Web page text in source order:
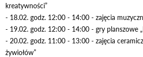
kreatywności”
- 18.02. godz. 12:00 - 14:00 - zajęcia
- 19.02. godz. 12:00 - 14:00 - gry planszowe
- 20.02. godz. 11:00 - 13:00 - zajęcia
żywiołów”